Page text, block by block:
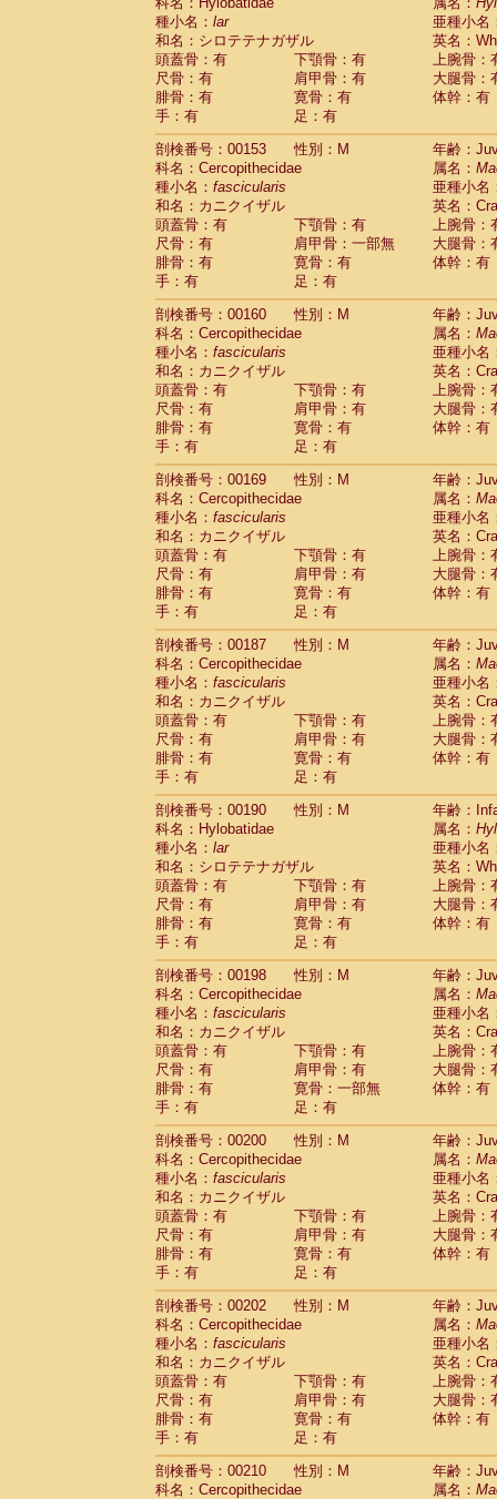
種小名： lar
亜種小名
和名：シロテテナガザル
英名：
頭蓋骨：有
下顎骨：有
上腕骨：
尺骨：有
肩甲骨：有
大腿骨：
腓骨：有
寛骨：有
体幹：有
手：有
足：有
剖検番号：00153
性別：M
年齢：
科名：Cercopithecidae
属名：
種小名： fascicularis
亜種小名
和名：カニクイザル
英名：
頭蓋骨：有
下顎骨：有
上腕骨：
尺骨：有
肩甲骨：一部無
大腿骨：
腓骨：有
寛骨：有
体幹：有
手：有
足：有
剖検番号：00160
性別：M
年齢：
科名：Cercopithecidae
属名：
種小名： fascicularis
亜種小名
和名：カニクイザル
英名：
頭蓋骨：有
下顎骨：有
上腕骨：
尺骨：有
肩甲骨：有
大腿骨：
腓骨：有
寛骨：有
体幹：有
手：有
足：有
剖検番号：00169
性別：M
年齢：
科名：Cercopithecidae
属名：
種小名： fascicularis
亜種小名
和名：カニクイザル
英名：
頭蓋骨：有
下顎骨：有
上腕骨：
尺骨：有
肩甲骨：有
大腿骨：
腓骨：有
寛骨：有
体幹：有
手：有
足：有
剖検番号：00187
性別：M
年齢：
科名：Cercopithecidae
属名：
種小名： fascicularis
亜種小名
和名：カニクイザル
英名：
頭蓋骨：有
下顎骨：有
上腕骨：
尺骨：有
肩甲骨：有
大腿骨：
腓骨：有
寛骨：有
体幹：有
手：有
足：有
剖検番号：00190
性別：M
年齢：
科名：Hylobatidae
属名：
種小名： lar
亜種小名
和名：シロテテナガザル
英名：
頭蓋骨：有
下顎骨：有
上腕骨：
尺骨：有
肩甲骨：有
大腿骨：
腓骨：有
寛骨：有
体幹：有
手：有
足：有
剖検番号：00198
性別：M
年齢：
科名：Cercopithecidae
属名：
種小名： fascicularis
亜種小名
和名：カニクイザル
英名：
頭蓋骨：有
下顎骨：有
上腕骨：
尺骨：有
肩甲骨：有
大腿骨：
腓骨：有
寛骨：一部無
体幹：有
手：有
足：有
剖検番号：00200
性別：M
年齢：
科名：Cercopithecidae
属名：
種小名： fascicularis
亜種小名
和名：カニクイザル
英名：
頭蓋骨：有
下顎骨：有
上腕骨：
尺骨：有
肩甲骨：有
大腿骨：
腓骨：有
寛骨：有
体幹：有
手：有
足：有
剖検番号：00202
性別：M
年齢：
科名：Cercopithecidae
属名：
種小名： fascicularis
亜種小名
和名：カニクイザル
英名：
頭蓋骨：有
下顎骨：有
上腕骨：
尺骨：有
肩甲骨：有
大腿骨：
腓骨：有
寛骨：有
体幹：有
手：有
足：有
剖検番号：00210
性別：M
年齢：
科名：Cercopithecidae
属名：